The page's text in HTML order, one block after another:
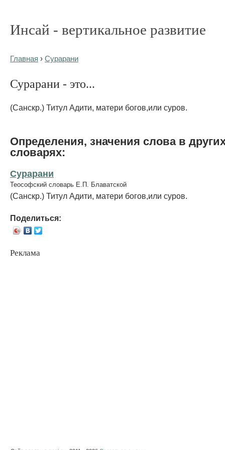
Инсай - вертикальное развитие
Главная › Сурарани
Сурарани - это...
(Санскр.) Титул Адити, матери богов,или суров.
Определения, значения слова в
словарях:
Сурарани
Теософский словарь Е.П. Блаватской
(Санскр.) Титул Адити, матери богов,или суров.
Поделиться:
Реклама